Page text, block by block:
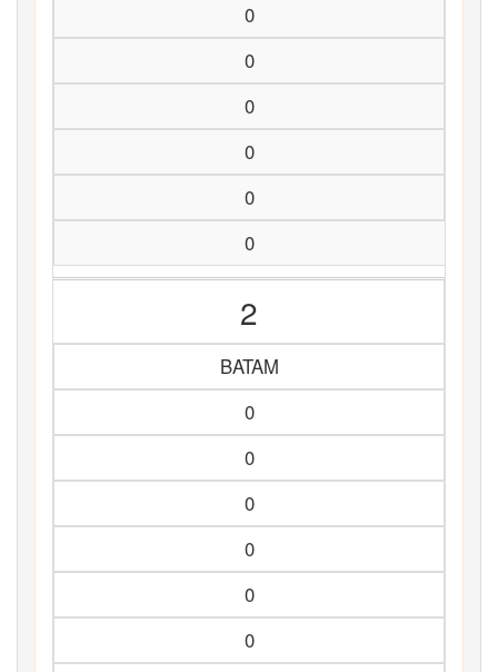
0
0
0
0
0
0
2
BATAM
0
0
0
0
0
0